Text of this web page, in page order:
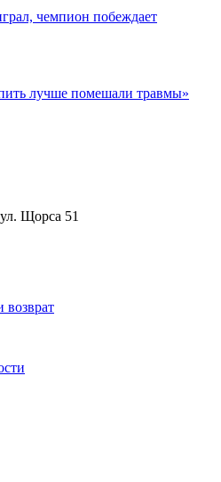
чемпион побеждает
лучше помешали травмы»
Щорса 51
возврат